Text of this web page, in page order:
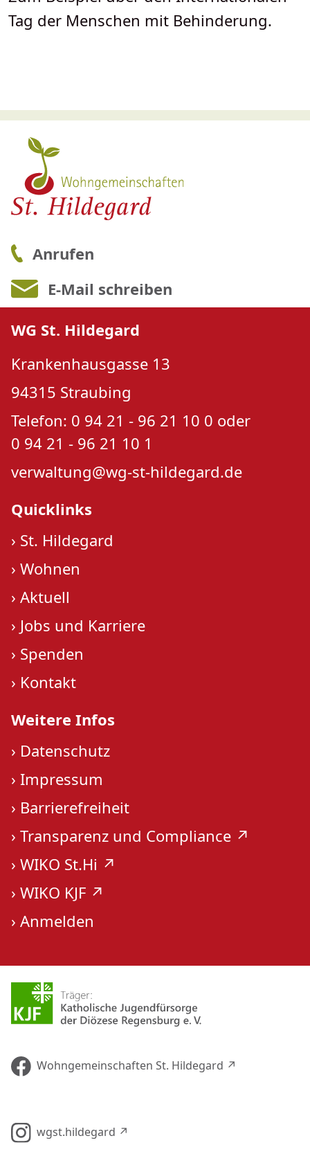
Tag der Menschen mit Behinderung.
Anrufen
E-Mail schreiben
WG St. Hildegard
Krankenhausgasse 13
94315 Straubing
Telefon: 0 94 21 - 96 21 10 0 oder
0 94 21 - 96 21 10 1
verwaltung@wg-st-hildegard.de
Quicklinks
› St. Hildegard
› Wohnen
› Aktuell
› Jobs und Karriere
› Spenden
› Kontakt
Weitere Infos
› Datenschutz
› Impressum
› Barrierefreiheit
› Transparenz und Compliance ↗︎
› WIKO St.Hi ↗︎
› WIKO KJF ↗︎
› Anmelden
Wohngemeinschaften St. Hildegard ↗︎
wgst.hildegard ↗︎